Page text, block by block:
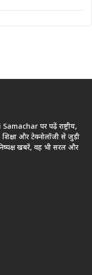
पर पढ़ें राष्ट्रीय,
शिक्षा और टेक्नोलॉजी से जुड़ी
खबरें, वह भी सरल और